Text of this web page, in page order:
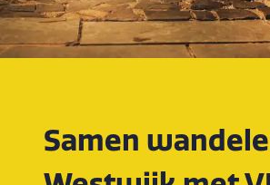
Samen